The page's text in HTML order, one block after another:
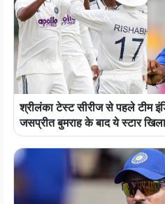
श्रीलंका टेस्ट सीरीज से पहले टीम
जसप्रीत बुमराह के बाद ये स्टार